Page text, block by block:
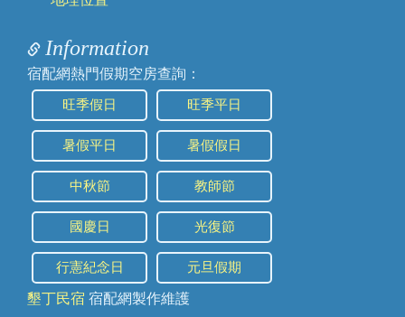
主題：
詢問房價
回覆：
林小姐，7/4目前還有房間，不過因為民宿主人
要可以直接下訂全部房型，總房價可以再打九
折喔～歡迎使用線上訂房預定房間
2017/12/01 19:50:41
訪客：
羽晴
主題：
住宿
內容：
私密留言，只有版主能看見
回覆：
您好，民宿有提供早餐。對面有免費停車空
間，算好停，不用擔心停車問題。民宿位在船
帆石，過去墾丁大街車程約2-3分鐘
訪客：
Jessie
Information
宿配網熱門假期空房查詢：
旺季假日 旺季平日
暑假平日 暑假假日
中秋節 教師節
國慶日 光復節
行憲紀念日 元旦假期
墾丁民宿 宿配網製作維護